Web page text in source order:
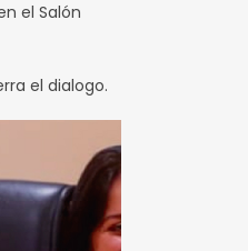
el Salón
el dialogo.